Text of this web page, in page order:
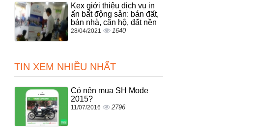
Kex giới thiệu dịch vụ in
ấn bất động sản: bán đất,
bán nhà, căn hộ, đất nền
28/04/2021 1640
TIN XEM NHIỀU NHẤT
Có nên mua SH Mode
2015?
11/07/2016 2796